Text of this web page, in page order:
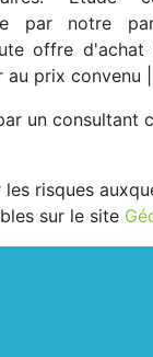
par notre
offre
au prix convenu |
un consultant
risques
sur le site